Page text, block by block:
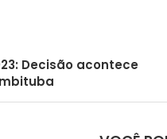
Decisão acontece